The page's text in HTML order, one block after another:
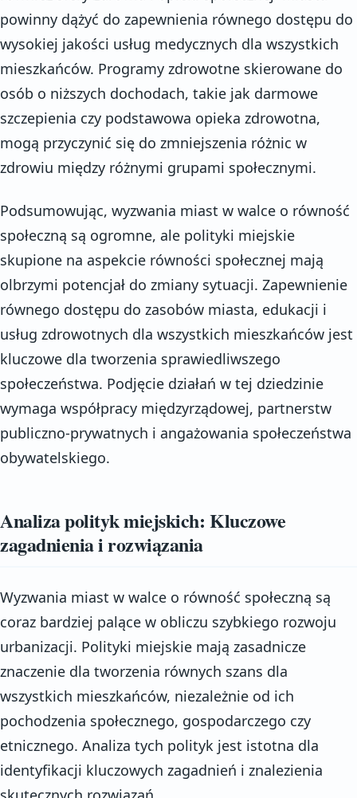
powinny dążyć do zapewnienia równego dostępu do
wysokiej jakości usług medycznych dla wszystkich
mieszkańców. Programy zdrowotne skierowane do
osób o niższych dochodach, takie jak darmowe
szczepienia czy podstawowa opieka zdrowotna,
mogą przyczynić się do zmniejszenia różnic w
zdrowiu między różnymi grupami społecznymi.
Podsumowując, wyzwania miast w walce o równość
społeczną są ogromne, ale polityki miejskie
skupione na aspekcie równości społecznej mają
olbrzymi potencjał do zmiany sytuacji. Zapewnienie
równego dostępu do zasobów miasta, edukacji i
usług zdrowotnych dla wszystkich mieszkańców jest
kluczowe dla tworzenia sprawiedliwszego
społeczeństwa. Podjęcie działań w tej dziedzinie
wymaga współpracy międzyrządowej, partnerstw
publiczno-prywatnych i angażowania społeczeństwa
obywatelskiego.
Analiza polityk miejskich: Kluczowe
zagadnienia i rozwiązania
Wyzwania miast w walce o równość społeczną są
coraz bardziej palące w obliczu szybkiego rozwoju
urbanizacji. Polityki miejskie mają zasadnicze
znaczenie dla tworzenia równych szans dla
wszystkich mieszkańców, niezależnie od ich
pochodzenia społecznego, gospodarczego czy
etnicznego. Analiza tych polityk jest istotna dla
identyfikacji kluczowych zagadnień i znalezienia